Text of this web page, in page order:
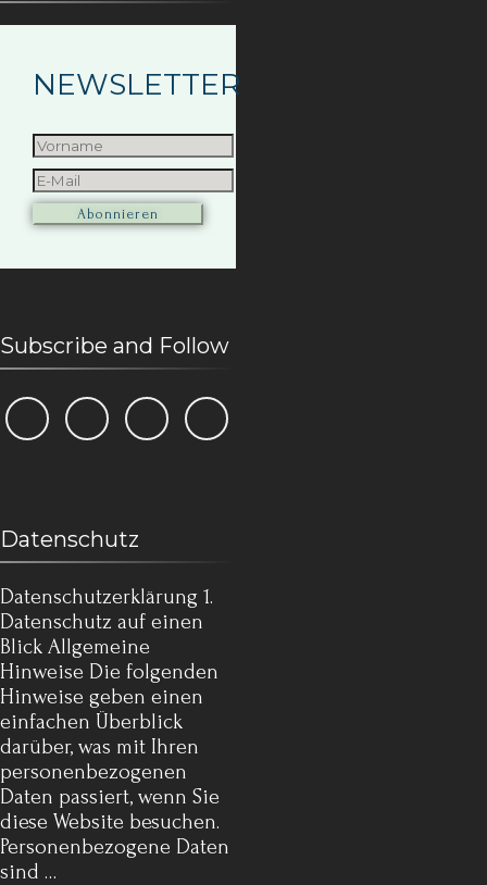
NEWSLETTER
Subscribe and Follow
Datenschutz
Datenschutz­erklärung 1.
Datenschutz auf einen
Blick Allgemeine
Hinweise Die folgenden
Hinweise geben einen
einfachen Überblick
darüber, was mit Ihren
personenbezogenen
Daten passiert, wenn Sie
diese Website besuchen.
Personenbezogene Daten
sind …